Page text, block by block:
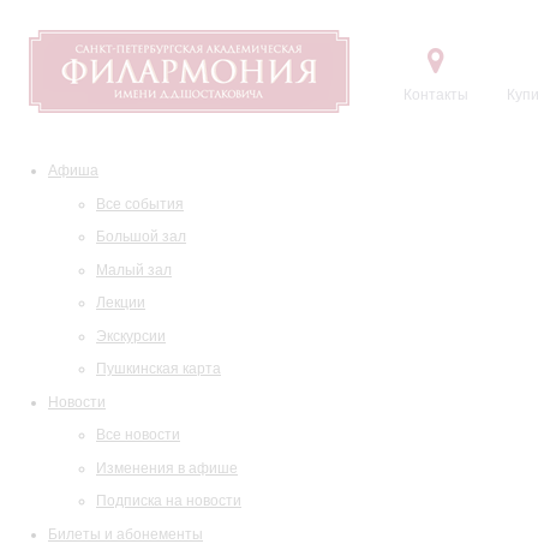
Контакты
Афиша
Все события
Большой зал
Малый зал
Лекции
Экскурсии
Пушкинская карта
Новости
Все новости
Изменения в афише
Подписка на новости
Билеты и абонементы